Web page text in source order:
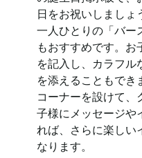
日をお祝いしましょ
一人ひとりの「バー
もおすすめです。お
を記入し、カラフル
を添えることもでき
コーナーを設けて、
子様にメッセージや
れば、さらに楽しい
なります。